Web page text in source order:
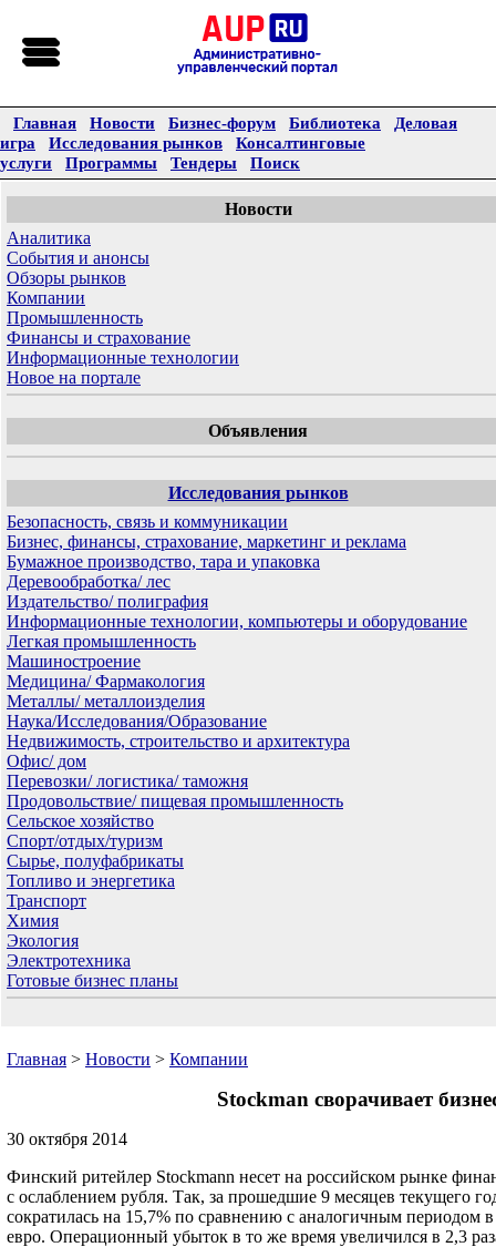
Главная Новости Бизнес-форум Библиотека
Деловая
игра
Исследования рынков
Консалтинговые
услуги
Программы Тендеры Поиск
Новости
Аналитика
События и анонсы
Обзоры рынков
Компании
Промышленность
Финансы и страхование
Информационные технологии
Новое на портале
Объявления
Исследования рынков
Безопасность, связь и коммуникации
Бизнес, финансы, страхование, маркетинг и реклама
Бумажное производство, тара и упаковка
Деревообработка/ лес
Издательство/ полиграфия
Информационные технологии, компьютеры и оборудование
Легкая промышленность
Машиностроение
Медицина/ Фармакология
Металлы/ металлоизделия
Наука/Исследования/Образование
Недвижимость, строительство и архитектура
Офис/ дом
Перевозки/ логистика/ таможня
Продовольствие/ пищевая промышленность
Сельское хозяйство
Спорт/отдых/туризм
Сырье, полуфабрикаты
Топливо и энергетика
Транспорт
Химия
Экология
Электротехника
Готовые бизнес планы
Главная > Новости > Компании
Stockman сворачивает
30 октября 2014
Финский ритейлер Stockmann несет на российском рынке
с ослаблением рубля. Так, за прошедшие 9 месяцев текущего
сократилась на 15,7% по сравнению с аналогичным периодом
евро. Операционный убыток в то же время увеличился в 2,3